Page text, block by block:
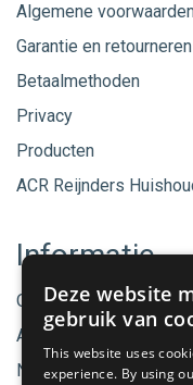
Algemene
Garantie en retourneren
Betaalmethoden
Privacy
Producten
ACR Reijnders
Informatie
Onze merken
Aanbiedingen
Nieuwe producten
Deze website
gebruik van
This website uses
experience. By using